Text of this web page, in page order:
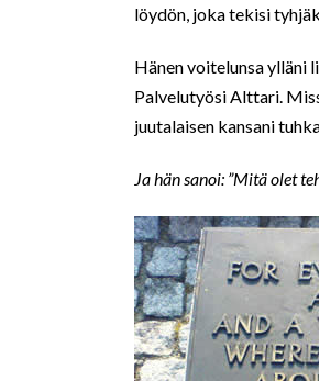
löydön, joka tekisi
Hänen voitelunsa ylläni
Palvelutyösi Alttari.
juutalaisen kansani
Ja hän sanoi: ”Mitä olet